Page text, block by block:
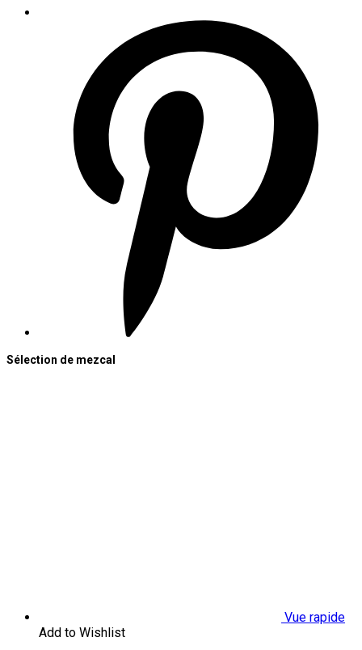
Sélection de mezcal
Vue rapide
Add to Wishlist